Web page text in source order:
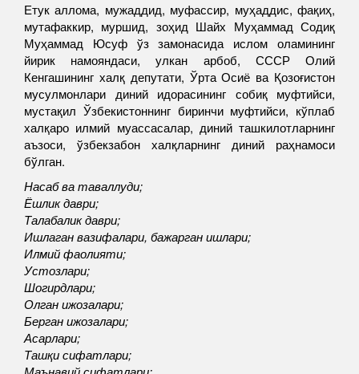
Етук аллома, мужаддид, муфассир, муҳаддис, фақиҳ,
мутафаккир, муршид, зоҳид Шайх Муҳаммад Содиқ
Муҳаммад Юсуф ўз замонасида ислом оламининг
йирик намояндаси, улкан арбоб, СССР Олий
Кенгашининг халқ депутати, Ўрта Осиё ва Қозоғистон
мусулмонлари диний идорасининг собиқ муфтийси,
мустақил Ўзбекистоннинг биринчи муфтийси, кўплаб
халқаро илмий муассасалар, диний ташкилотларнинг
аъзоси, ўзбекзабон халқларнинг диний раҳнамоси
бўлган.
Насаб ва таваллуди;
Ёшлик даври;
Талабалик даври;
Ишлаган вазифалари, бажарган ишлари;
Илмий фаолияти;
Устозлари;
Шогирдлари;
Олган ижозалари;
Берган ижозалари;
Асарлари;
Ташқи сифатлари;